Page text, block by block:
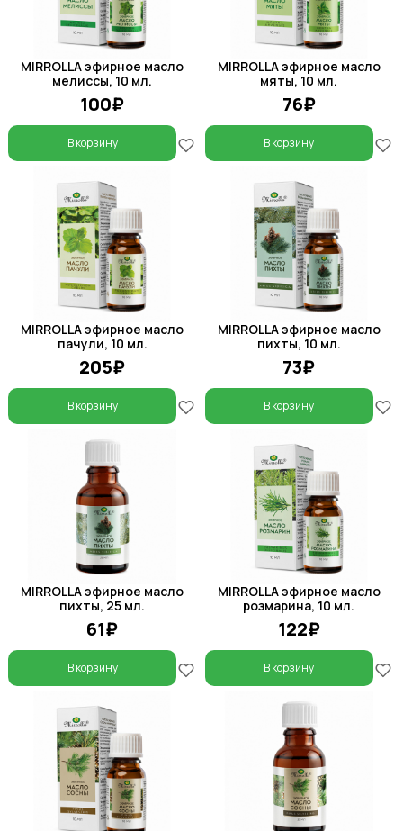
MIRROLLA эфирное масло
мелиссы, 10 мл.
100₽
В корзину
MIRROLLA эфирное масло
мяты, 10 мл.
76₽
В корзину
MIRROLLA эфирное масло
пачули, 10 мл.
205₽
В корзину
MIRROLLA эфирное масло
пихты, 10 мл.
73₽
В корзину
MIRROLLA эфирное масло
пихты, 25 мл.
61₽
В корзину
MIRROLLA эфирное масло
розмарина, 10 мл.
122₽
В корзину